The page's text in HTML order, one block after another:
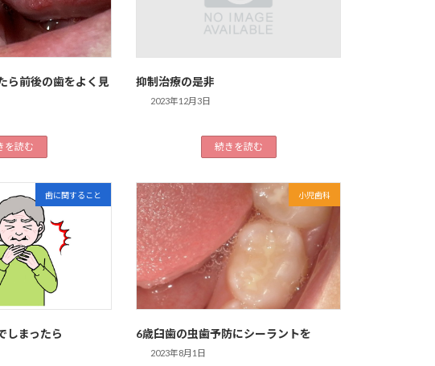
ら前後の歯をよく見
を読む
抑制治療の是非
2023年12月3日
続きを読む
歯に関すること
しまったら
小児歯科
6歳臼歯の虫歯予防にシーラントを
2023年8月1日